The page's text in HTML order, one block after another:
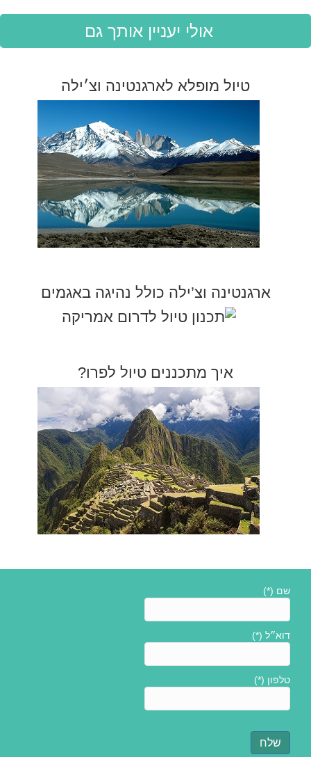
אולי יעניין אותך גם
איך מתכננים טיול לפרו?
ארגנטינה וצ’ילה כולל נהיגה באגמים
טיול מופלא לארגנטינה וצ׳ילה
שם (*)
דוא״ל (*)
טלפון (*)